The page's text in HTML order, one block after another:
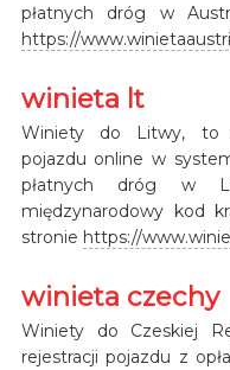
płatnych dróg w
https://
winieta lt
Winiety do Litwy, to
pojazdu online w
płatnych dróg w
międzynarodowy kod
stronie https://
winieta czechy
Winiety do Czeskiej
rejestracji pojazdu z